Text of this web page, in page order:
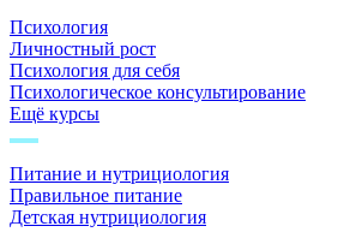
Психология
Личностный рост
Психология для себя
Психологическое консультирование
Ещё курсы
Питание и нутрициология
Правильное питание
Детская нутрициология